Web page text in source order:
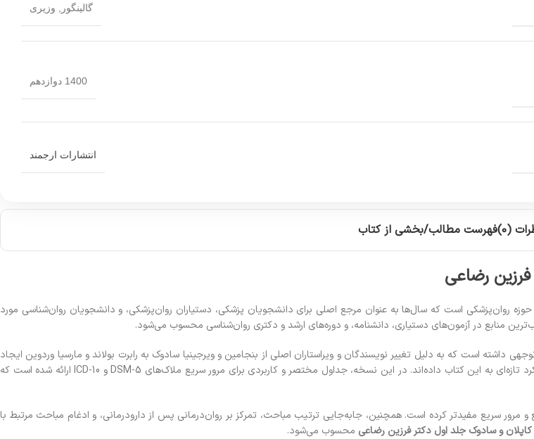
گالینگور وزیری
1400 دوازدهم
انتشارات ارجمند
(0) فهرست مطالب/بخشی از کتاب
رضاعی
روان‌پزشکی است که سال‌ها به عنوان مرجع اصلی برای دانشجویان پزشکی، دستیاران روان‌پزشکی، و دانشجویان روان‌شناسی مورد
منابع در آزمون‌های دستیاری، دانشنامه، و دوره‌های ارشد و دکتری روان‌شناسی محسوب می‌شود.
داشته است که به دلیل تغییر نویسندگان و ویراستاران اصلی از بنجامین و ویرجینیا سادوک به رابرت بولاند و مارسیا وردوین ایجاد
شده است. نویسندگان جدید با تمرکز بر ابزارهای نوین آموزشی و مفاهیم جدید در حوزه روان‌پزشکی، رویکرد تازه‌ای به این کتاب داده‌اند. در این نسخه، جداول مختصر و کاربردی برای مرور سریع ملاک‌های DSM-5 و ICD-10 ارائه شده است که
مرور سریع مفیدتر کرده است. همچنین، جابه‌جایی ترتیب مباحث، تمرکز بر روان‌درمانی پس از دارودرمانی، و ادغام مباحث مرتبط با
و سادوک جلد اول دکتر فرزین رضاعی محسوب می‌شود.